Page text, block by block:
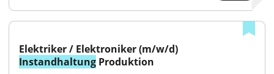
Instandhaltung Produktion